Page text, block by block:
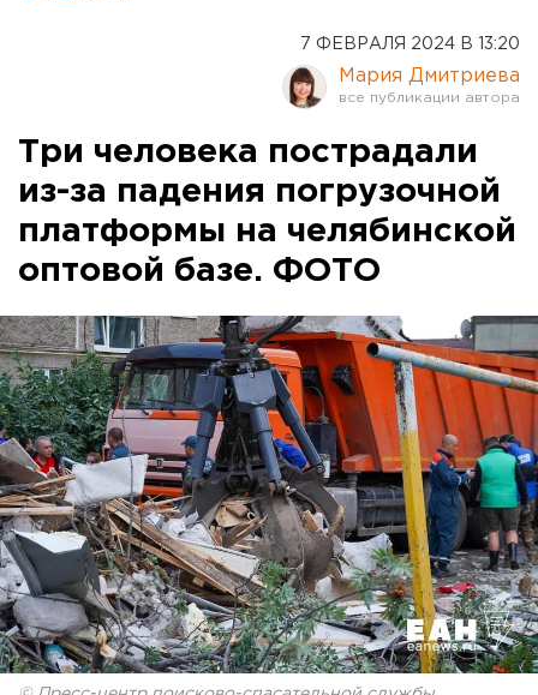
7 ФЕВРАЛЯ 2024 В 13:20
Мария Дмитриева
Три человека пострадали
из-за падения погрузочной
платформы на челябинской
оптовой базе. ФОТО